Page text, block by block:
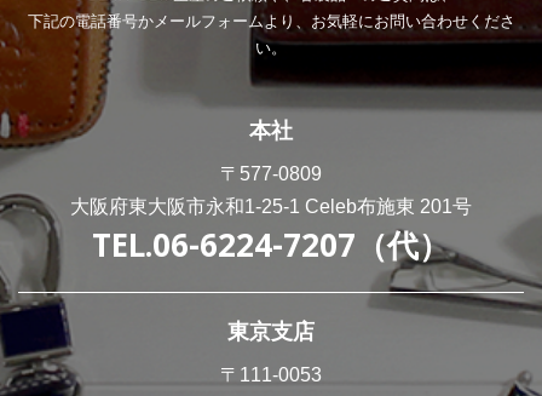
下記の電話番号かメールフォームより、お気軽にお問い合わせくださ
い。
本社
〒577-0809
大阪府東大阪市永和1-25-1 Celeb布施東 201号
TEL.06-6224-7207（代）
東京支店
〒111-0053